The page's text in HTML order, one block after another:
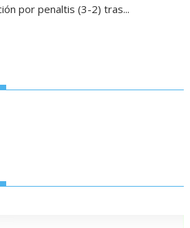
por penaltis (3-2) tras...